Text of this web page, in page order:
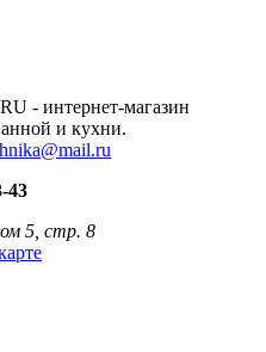
- интернет-магазин
и кухни.
43
5, стр. 8